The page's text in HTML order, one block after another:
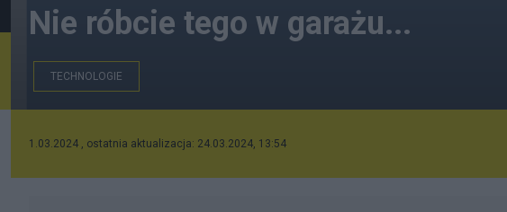
Nie róbcie tego w garażu...
TECHNOLOGIE
1.03.2024 , ostatnia aktualizacja: 24.03.2024, 13:54